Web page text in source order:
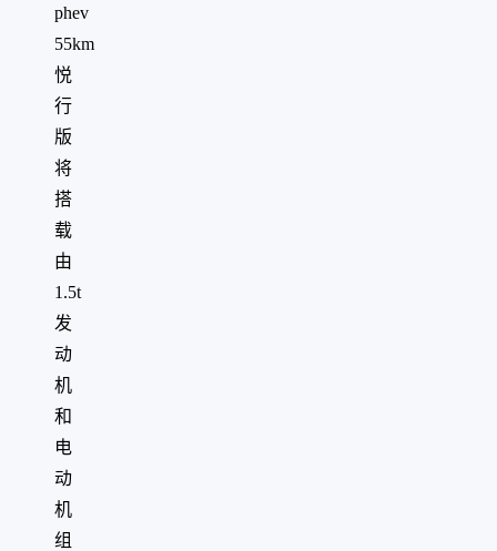
phev
55km
悦
行
版
将
搭
载
由
1.5t
发
动
机
和
电
动
机
组